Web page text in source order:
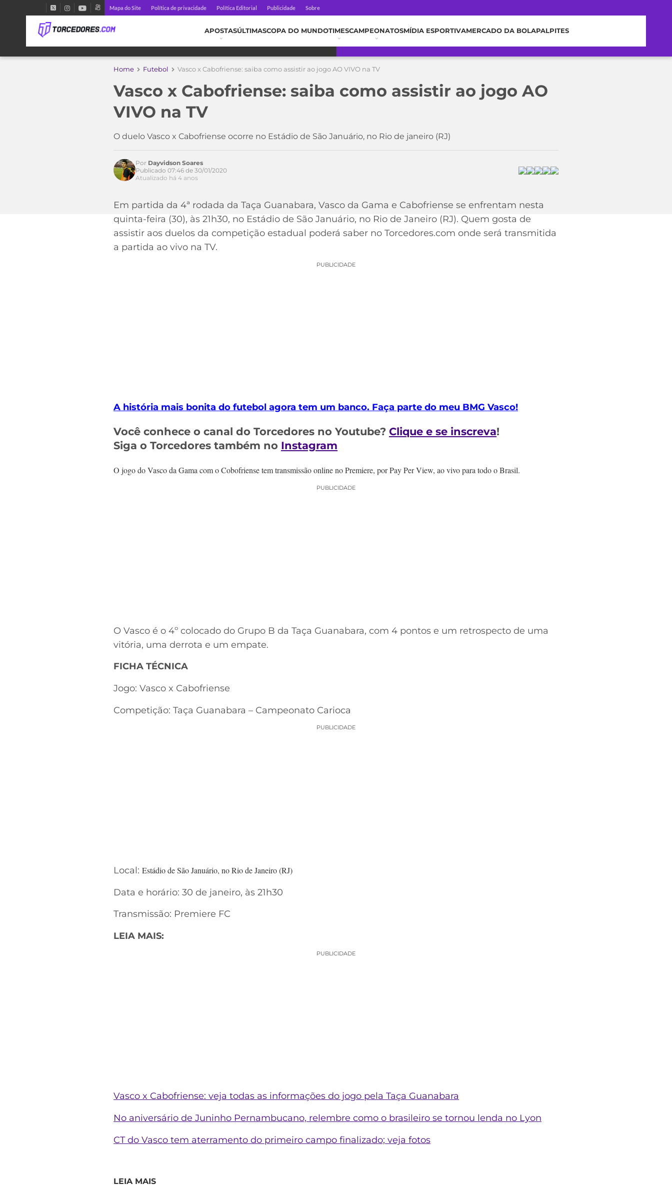
Mapa do Site Política de privacidade Política Editorial Publicidade Sobre
APOSTASÚLTIMASCOPA DO MUNDOTIMESCAMPEONATOSMÍDIA ESPORTIVAMERCADO DA BOLAPALPITES
Home Futebol Vasco x Cabofriense: saiba como assistir ao jogo AO VIVO na TV
Vasco x Cabofriense: saiba como assistir ao jogo AO
VIVO na TV
O duelo Vasco x Cabofriense ocorre no Estádio de São Januário, no Rio de janeiro (RJ)
Acesse o perfil do autor Por Dayvidson Soares
Publicado 07:46 de 30/01/2020
Atualizado há 4 anos
Em partida da 4ª rodada da Taça Guanabara, Vasco da Gama e Cabofriense se enfrentam nesta
quinta-feira (30), às 21h30, no Estádio de São Januário, no Rio de Janeiro (RJ). Quem gosta de
assistir aos duelos da competição estadual poderá saber no Torcedores.com onde será transmitida
a partida ao vivo na TV.
PUBLICIDADE
A história mais bonita do futebol agora tem um banco. Faça parte do meu BMG Vasco!
Você conhece o canal do Torcedores no Youtube? Clique e se inscreva!
Siga o Torcedores também no Instagram
O jogo do Vasco da Gama com o Cobofriense tem transmissão online no Premiere, por Pay Per View, ao vivo para todo o Brasil.
PUBLICIDADE
O Vasco é o 4º colocado do Grupo B da Taça Guanabara, com 4 pontos e um retrospecto de uma
vitória, uma derrota e um empate.
FICHA TÉCNICA
Jogo: Vasco x Cabofriense
Competição: Taça Guanabara – Campeonato Carioca
PUBLICIDADE
Local: Estádio de São Januário, no Rio de Janeiro (RJ)
Data e horário: 30 de janeiro, às 21h30
Transmissão: Premiere FC
LEIA MAIS:
PUBLICIDADE
Vasco x Cabofriense: veja todas as informações do jogo pela Taça Guanabara
No aniversário de Juninho Pernambucano, relembre como o brasileiro se tornou lenda no Lyon
CT do Vasco tem aterramento do primeiro campo finalizado; veja fotos
LEIA MAIS